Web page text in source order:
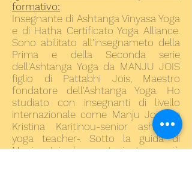
formativo:
Insegnante di Ashtanga Vinyasa Yoga
e di Hatha Certificato Yoga Alliance.
Sono abilitato all'insegnameto della
Prima e della Seconda serie
dell'Ashtanga Yoga da MANJU JOIS
figlio di Pattabhi Jois, Maestro
fondatore dell'Ashtanga Yoga. Ho
studiato con insegnanti di livello
internazionale come Manju Jois , e
Kristina Karitinou-senior ashtanga
yoga teacher-. Sotto la guida di
Manju Jois ho partecipato a più